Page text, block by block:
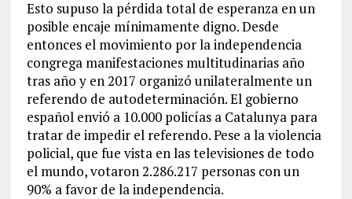
Esto supuso la pérdida total de esperanza en un
posible encaje mínimamente digno. Desde
entonces el movimiento por la independencia
congrega manifestaciones multitudinarias año
tras año y en 2017 organizó unilateralmente un
referendo de autodeterminación. El gobierno
español envió a 10.000 policías a Catalunya para
tratar de impedir el referendo. Pese a la violencia
policial, que fue vista en las televisiones de todo
el mundo, votaron 2.286.217 personas con un
90% a favor de la independencia.